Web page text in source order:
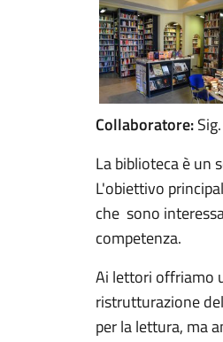
Collaboratore:
La biblioteca è un
L'obiettivo
che sono
competenza.
Ai lettori offriamo
ristrutturazione
per la lettura, ma